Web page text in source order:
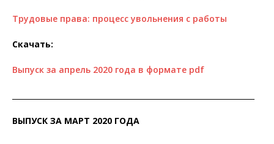
Трудовые права: процесс увольнения с работы
Скачать:
Выпуск за апрель 2020 года в формате pdf
ВЫПУСК ЗА МАРТ 2020 ГОДА